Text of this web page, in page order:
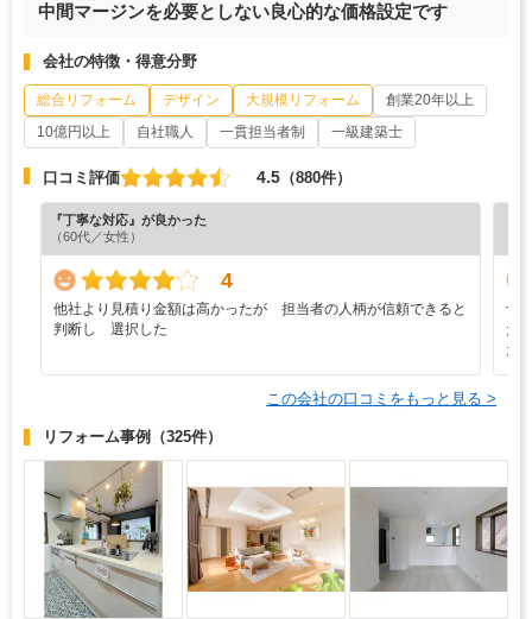
中間マージンを必要としない良心的な価格設定です
会社の特徴・得意分野
総合リフォーム デザイン 大規模リフォーム
創業20年以上
10億円以上
自社職人 一貫担当者制 一級建築士
口コミ評価 4.5 （880件）
『丁寧な対応』が良かった
（60代／女性）
4
他社より見積り金額は高かったが 担当者の人柄が信頼できると
判断し 選択した
予
た
た
この会社の口コミをもっと見る >
リフォーム事例 （325件）